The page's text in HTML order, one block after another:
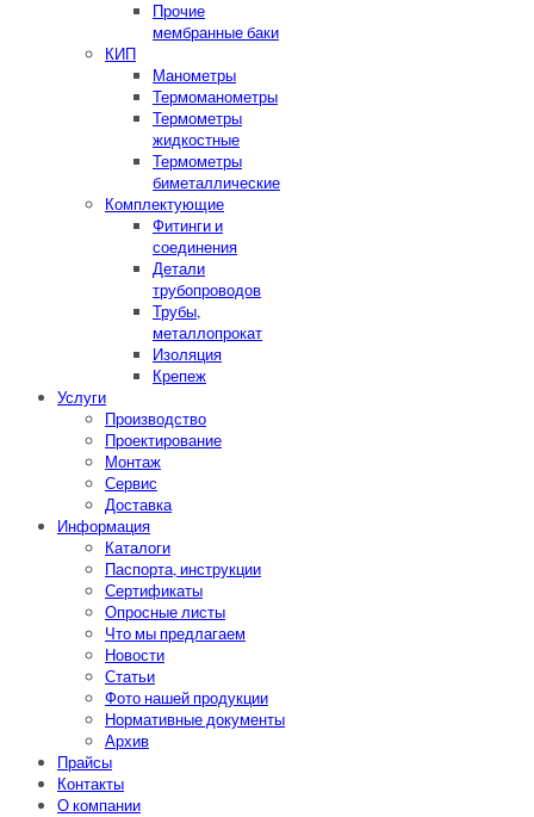
Прочие
мембранные баки
КИП
Манометры
Термоманометры
Термометры
жидкостные
Термометры
биметаллические
Комплектующие
Фитинги и
соединения
Детали
трубопроводов
Трубы,
металлопрокат
Изоляция
Крепеж
Услуги
Производство
Проектирование
Монтаж
Сервис
Доставка
Информация
Каталоги
Паспорта, инструкции
Сертификаты
Опросные листы
Что мы предлагаем
Новости
Статьи
Фото нашей продукции
Нормативные документы
Архив
Прайсы
Контакты
О компании